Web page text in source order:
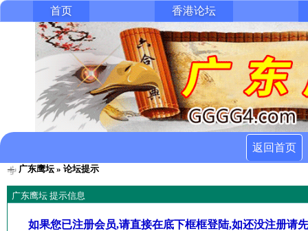
首页 香港论坛
返回首页
广东鹰坛» 论坛提示
广东鹰坛 提示信息
如果您已注册会员,请直接在底下框框登陆,如还没注册请